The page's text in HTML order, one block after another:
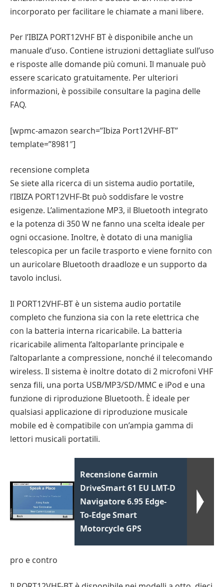
incorporato per facilitare le chiamate a mani libere.
Per l’IBIZA PORT12VHF BT è disponibile anche un
manuale d’uso. Contiene istruzioni dettagliate sull’uso
e risposte alle domande più comuni. Il manuale può
essere scaricato gratuitamente. Per ulteriori
informazioni, è possibile consultare la pagina delle
FAQ.
[wpmc-amazon search=”Ibiza Port12VHF-BT”
template=”8981″]
recensione completa
Se siete alla ricerca di un sistema audio portatile,
l’IBIZA PORT12VHF-Bt può soddisfare le vostre
esigenze. L’alimentazione MP3, il Bluetooth integrato
e la potenza di 350 W ne fanno una scelta ideale per
ogni occasione. Inoltre, è dotato di una maniglia
telescopica per un facile trasporto e viene fornito con
un auricolare Bluetooth draadloze e un supporto da
tavolo inclusi.
Il PORT12VHF-BT è un sistema audio portatile
completo che funziona sia con la rete elettrica che
con la batteria interna ricaricabile. La batteria
ricaricabile alimenta l’altoparlante principale e
l’altoparlante a compressione, nonché il telecomando
wireless. Il sistema è inoltre dotato di 2 microfoni VHF
senza fili, una porta USB/MP3/SD/MMC e iPod e una
funzione di riproduzione Bluetooth. È ideale per
qualsiasi applicazione di riproduzione musicale
mobile ed è compatibile con un’ampia gamma di
lettori musicali portatili.
Recensione Garmin
DriveSmart 61 EU LMT-D
Navigatore 6.95 Edge-
To-Edge Smart
Motorcycle GPS
pro e contro